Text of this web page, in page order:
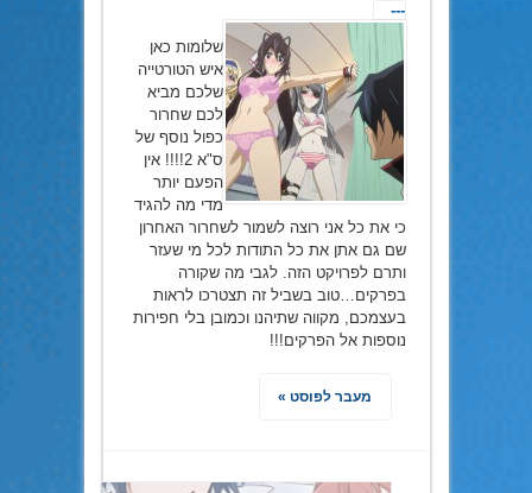
---
שלומות כאן
איש הטורטייה
שלכם מביא
לכם שחרור
כפול נוסף של
ס"א 2!!!! אין
הפעם יותר
מדי מה להגיד
כי את כל אני רוצה לשמור לשחרור האחרון
שם גם אתן את כל התודות לכל מי שעזר
ותרם לפרויקט הזה. לגבי מה שקורה
בפרקים…טוב בשביל זה תצטרכו לראות
בעצמכם, מקווה שתיהנו וכמובן בלי חפירות
נוספות אל הפרקים!!!
מעבר לפוסט »